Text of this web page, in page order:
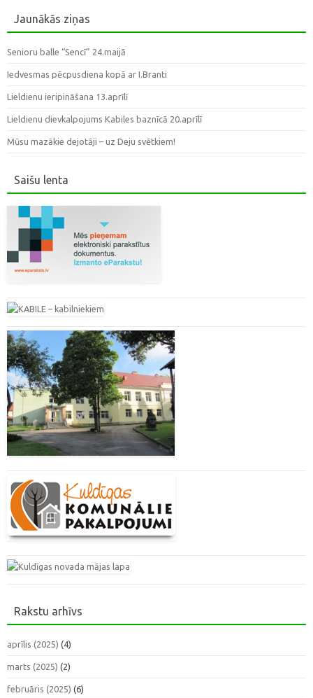
Jaunākās ziņas
Senioru balle “Sencī” 24.maijā
Iedvesmas pēcpusdiena kopā ar I.Branti
Lieldienu ieripināšana 13.aprīlī
Lieldienu dievkalpojums Kabiles baznīcā 20.aprīlī
Mūsu mazākie dejotāji – uz Deju svētkiem!
Saišu lenta
Rakstu arhīvs
aprīlis (2025) (4)
marts (2025) (2)
februāris (2025) (6)